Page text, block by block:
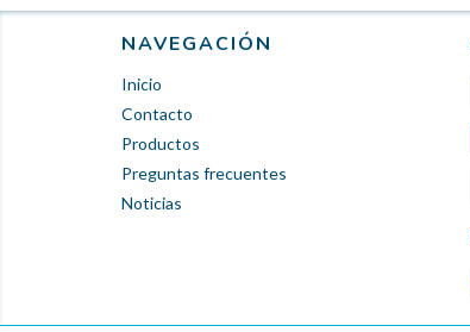
NAVEGACIÓN
Inicio
Contacto
Productos
Preguntas frecuentes
Noticias